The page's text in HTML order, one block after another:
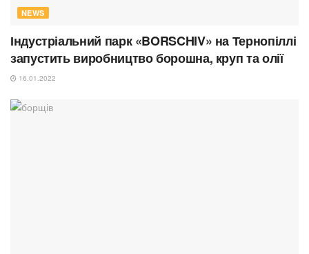
NEWS
Індустріальний парк «BORSCHIV» на Тернопіллі
запустить виробництво борошна, круп та олії
16.01.2022